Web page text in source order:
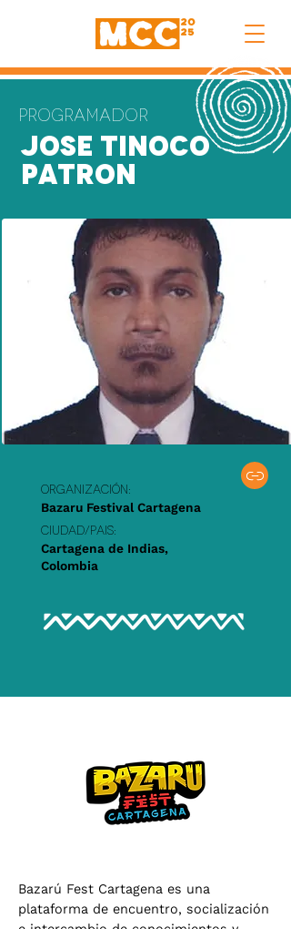
Programador
Jose Tinoco
Patron
Organización:
Bazaru Festival Cartagena
Ciudad/PAIS:
Cartagena de Indias,
Colombia
Bazarú Fest Cartagena es una
plataforma de encuentro, socialización